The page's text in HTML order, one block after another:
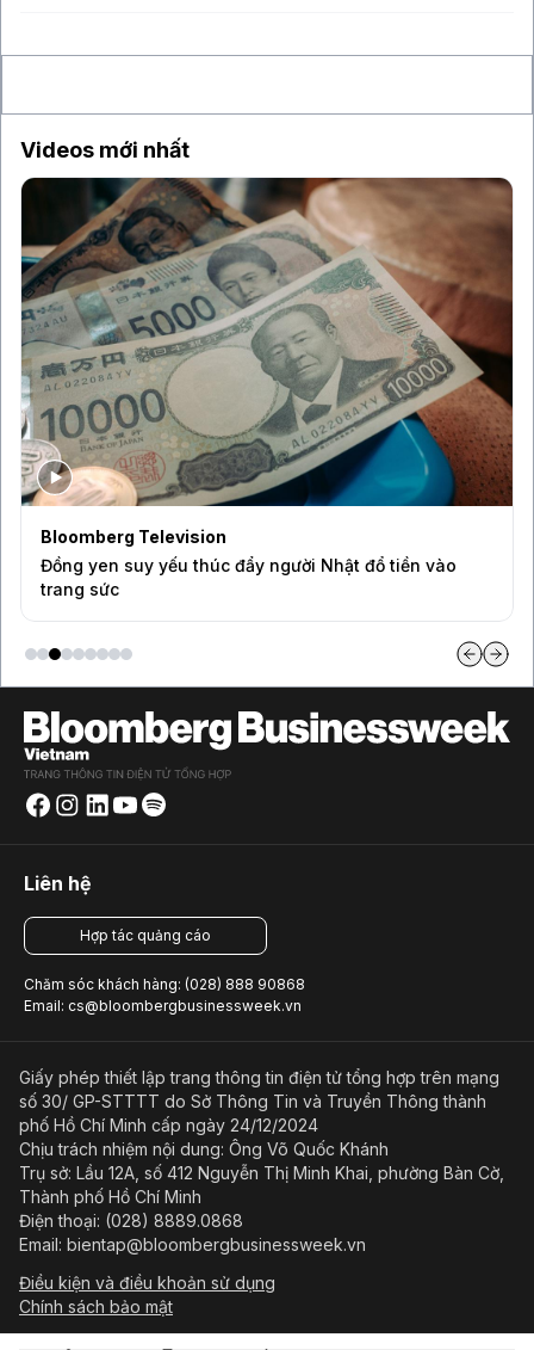
Videos mới nhất
Bloomberg Television
Đồng yen suy yếu thúc đẩy người Nhật đổ tiền vào
trang sức
Liên hệ
Hợp tác quảng cáo
Chăm sóc khách hàng: (028) 888 90868
Email: cs@bloombergbusinessweek.vn
Giấy phép thiết lập trang thông tin điện tử tổng hợp trên mạng
số 30/ GP-STTTT do Sở Thông Tin và Truyền Thông thành
phố Hồ Chí Minh cấp ngày 24/12/2024
Chịu trách nhiệm nội dung: Ông Võ Quốc Khánh
Trụ sở: Lầu 12A, số 412 Nguyễn Thị Minh Khai, phường Bàn Cờ,
Thành phố Hồ Chí Minh
Điện thoại: (028) 8889.0868
Email: bientap@bloombergbusinessweek.vn
Điều kiện và điều khoản sử dụng
Chính sách bảo mật
© Copyright 2023-2026 Công ty Cổ phần Beacon Asia Media